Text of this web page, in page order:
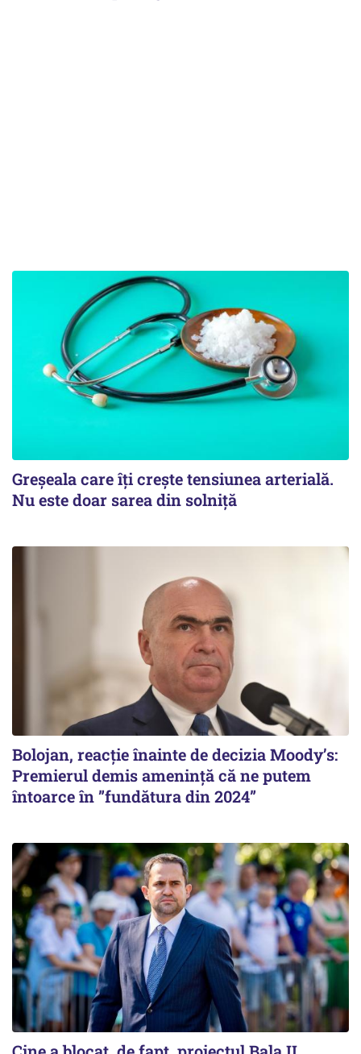
Greșeala care îți crește tensiunea arterială.
Nu este doar sarea din solniță
Bolojan, reacție înainte de decizia Moody’s:
Premierul demis amenință că ne putem
întoarce în ”fundătura din 2024”